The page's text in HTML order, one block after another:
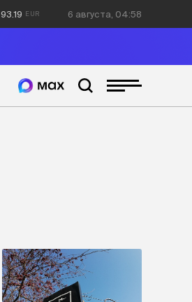
93.19 6 августа, 04:58